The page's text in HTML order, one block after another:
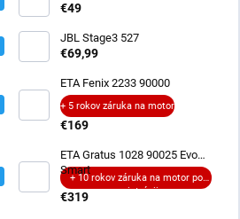
ANC
€49
JBL Stage3 527
€69,99
ETA Fenix 2233 90000
+ 5 rokov záruka na motor
€169
ETA Gratus 1028 90025 Evo
Smart
+ 10 rokov záruka na motor po
registrácii
€319